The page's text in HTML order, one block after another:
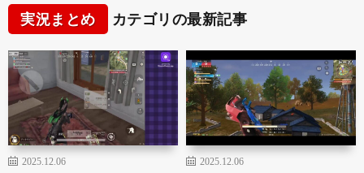
実況まとめ カテゴリの最新記事
2025.12.06 2025.12.06